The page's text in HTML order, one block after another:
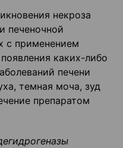
некроза
печеночной
с применением
каких-либо
печени
темная моча, зуд
препаратом